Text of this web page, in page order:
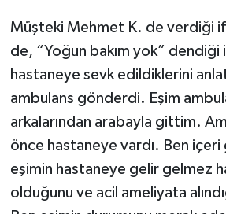
Müşteki Mehmet K. de verdiği
de, “Yoğun bakım yok” dendiği
hastaneye sevk edildiklerini
ambulans gönderdi. Eşim
arkalarından arabayla gittim.
önce hastaneye vardı. Ben
eşimin hastaneye gelir gelmez
olduğunu ve acil ameliyata